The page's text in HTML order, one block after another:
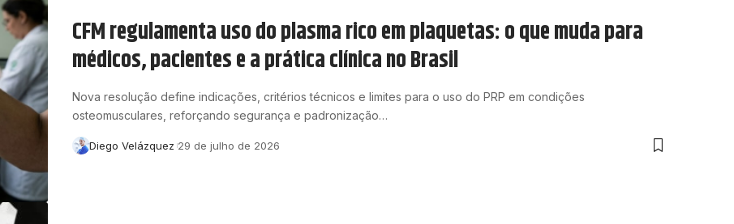
CFM regulamenta uso do plasma rico em plaquetas: o que muda para
médicos, pacientes e a prática clínica no Brasil
Nova resolução define indicações, critérios técnicos e limites para o uso do PRP em condições
osteomusculares, reforçando segurança e padronização…
Diego Velázquez 29 de julho de 2026